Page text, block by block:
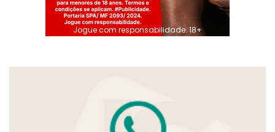
Jogue com responsabilidade. 18+